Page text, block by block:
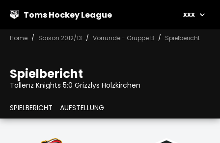
Toms Hockey League xxx
Home Saison 2012/13 Vorrunde - Gruppe B Spielbericht
Spielbericht
Tollenz Knights 5:0 Grizzlys Holzkirchen
SPIELBERICHT AUFSTELLUNG